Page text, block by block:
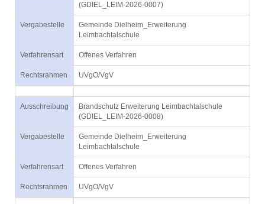
(GDIEL_LEIM-2026-0007)
Vergabestelle
Gemeinde Dielheim_Erweiterung
Leimbachtalschule
Verfahrensart Offenes Verfahren
Rechtsrahmen UVgO/VgV
Ausschreibung
Brandschutz Erweiterung Leimbachtalschule
(GDIEL_LEIM-2026-0008)
Vergabestelle
Gemeinde Dielheim_Erweiterung
Leimbachtalschule
Verfahrensart Offenes Verfahren
Rechtsrahmen UVgO/VgV